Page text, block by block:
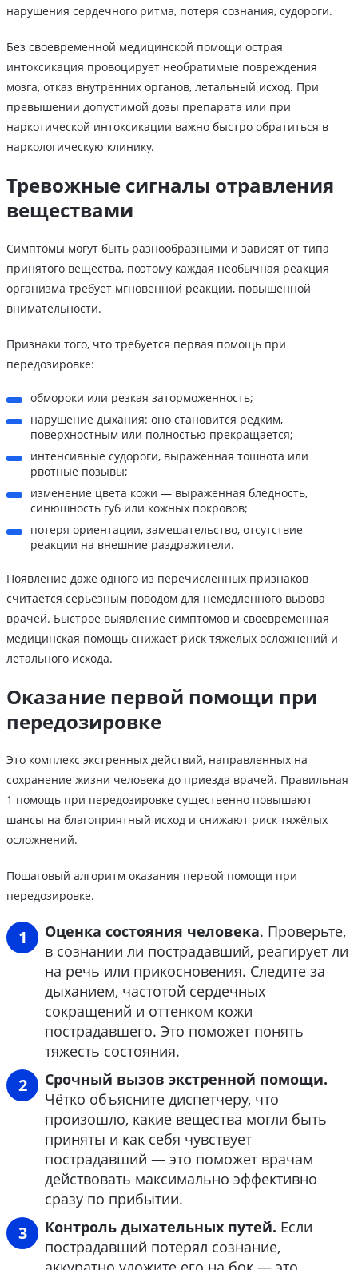
нарушения сердечного ритма, потеря сознания, судороги.
Без своевременной медицинской помощи острая
интоксикация провоцирует необратимые повреждения
мозга, отказ внутренних органов, летальный исход. При
превышении допустимой дозы препарата или при
наркотической интоксикации важно быстро обратиться в
наркологическую клинику.
Тревожные сигналы отравления
веществами
Симптомы могут быть разнообразными и зависят от типа
принятого вещества, поэтому каждая необычная реакция
организма требует мгновенной реакции, повышенной
внимательности.
Признаки того, что требуется первая помощь при
передозировке:
обмороки или резкая заторможенность;
нарушение дыхания: оно становится редким,
поверхностным или полностью прекращается;
интенсивные судороги, выраженная тошнота или
рвотные позывы;
изменение цвета кожи — выраженная бледность,
синюшность губ или кожных покровов;
потеря ориентации, замешательство, отсутствие
реакции на внешние раздражители.
Появление даже одного из перечисленных признаков
считается серьёзным поводом для немедленного вызова
врачей. Быстрое выявление симптомов и своевременная
медицинская помощь снижает риск тяжёлых осложнений и
летального исхода.
Оказание первой помощи при
передозировке
Это комплекс экстренных действий, направленных на
сохранение жизни человека до приезда врачей. Правильная
1 помощь при передозировке существенно повышают
шансы на благоприятный исход и снижают риск тяжёлых
осложнений.
Пошаговый алгоритм оказания первой помощи при
передозировке.
Оценка состояния человека. Проверьте,
в сознании ли пострадавший, реагирует ли
на речь или прикосновения. Следите за
дыханием, частотой сердечных
сокращений и оттенком кожи
пострадавшего. Это поможет понять
тяжесть состояния.
Срочный вызов экстренной помощи.
Чётко объясните диспетчеру, что
произошло, какие вещества могли быть
приняты и как себя чувствует
пострадавший — это поможет врачам
действовать максимально эффективно
сразу по прибытии.
Контроль дыхательных путей. Если
пострадавший потерял сознание,